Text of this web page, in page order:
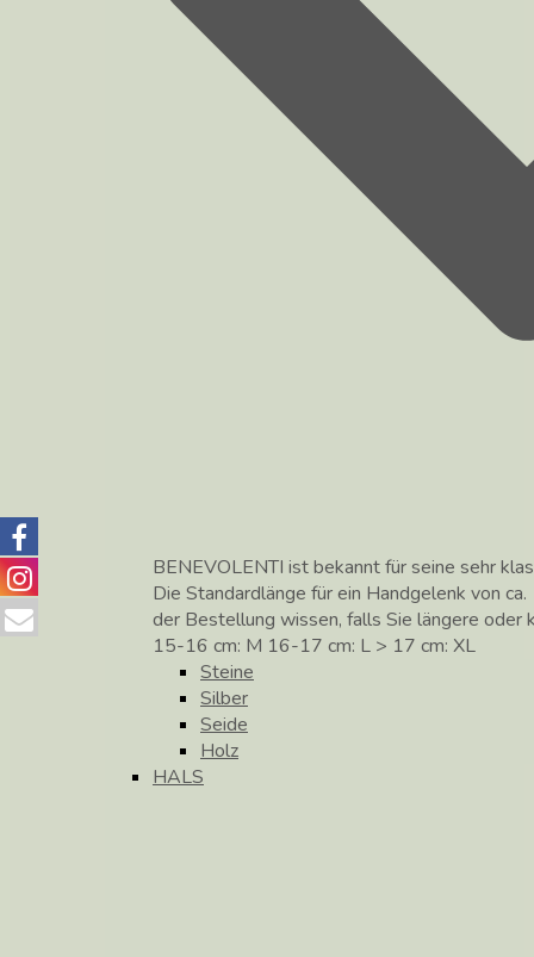
BENEVOLENTI ist bekannt für seine sehr
Die Standardlänge für ein Handgelenk von
der Bestellung wissen, falls Sie längere oder
15-16 cm: M 16-17 cm: L > 17 cm: XL
Steine
Silber
Seide
Holz
HALS